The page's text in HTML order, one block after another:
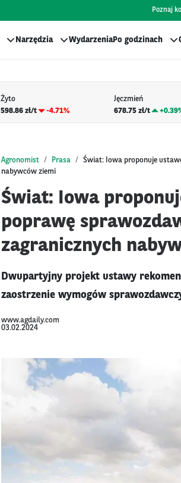
Poznaj
Narzędzia WydarzeniaPo godzinach
Żyto
598.86 zł/t
-4.71%
Jęczmień
678.75 zł/t
+
Agronomist Prasa
Świat: Iowa proponuje
nabywców ziemi
Świat: Iowa
poprawę
zagranicznych
Dwupartyjny projekt ustawy
zaostrzenie wymogów
www.agdaily.com
03.02.2024